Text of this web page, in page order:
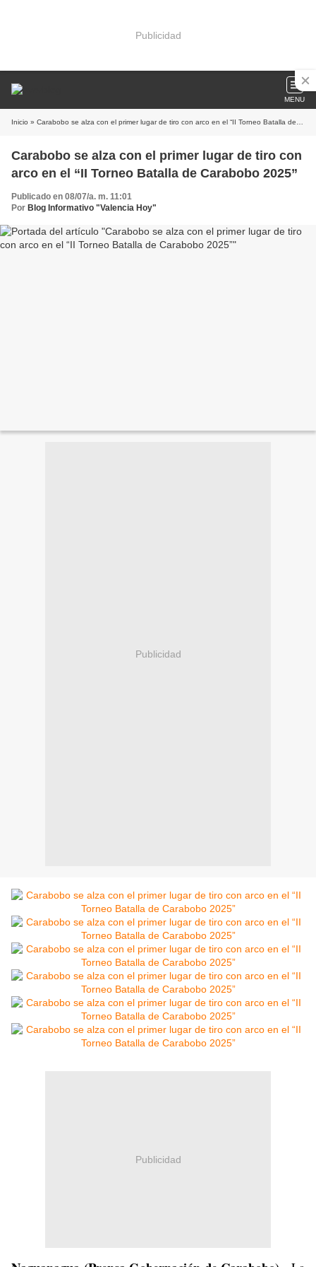
Publicidad
MENU
Inicio » Carabobo se alza con el primer lugar de tiro con arco en el “II Torneo Batalla de Carabobo 2025”
Carabobo se alza con el primer lugar de tiro con
arco en el “II Torneo Batalla de Carabobo 2025”
Publicado en 08/07/a. m. 11:01
Por Blog Informativo "Valencia Hoy"
Publicidad
Publicidad